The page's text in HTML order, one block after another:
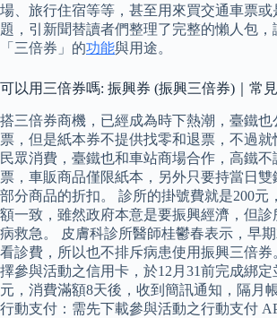
場、旅行住宿等等，甚至用來買交通車票或
題，引新聞替讀者們整理了完整的懶人包
「三倍券」的功能與用途。
可以用三倍券嗎: 振興券 (振興三倍券)｜常
搭三倍券商機，已經成為時下熱潮，臺鐵
票，但是紙本券不提供找零和退票，不過就
民眾消費，臺鐵也和車站商場合作，高鐵
票，車販商品僅限紙本，另外只要持當日
部分商品的折扣。 診所的掛號費就是200元
額一致，雖然政府本意是要振興經濟，但
病救急。 皮膚科診所醫師桂鬱春表示，早
看診費，所以也不排斥病患使用振興三倍券
擇參與活動之信用卡，於12月31前完成綁定
元，消費滿額8天後，收到簡訊通知，隔月
行動支付：需先下載參與活動之行動支付